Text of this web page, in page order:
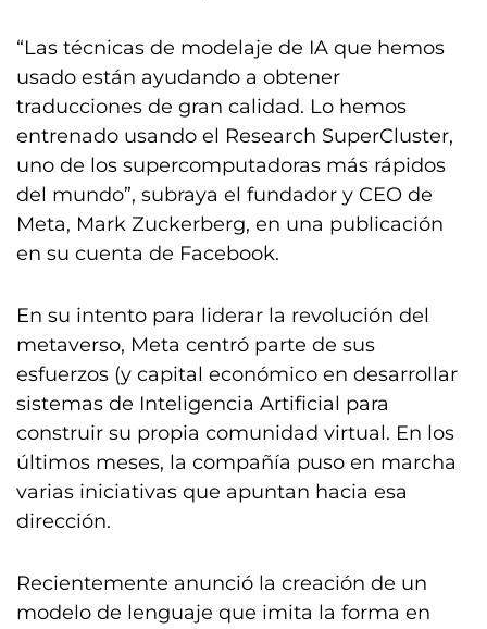
“Las técnicas de modelaje de IA que hemos
usado están ayudando a obtener
traducciones de gran calidad. Lo hemos
entrenado usando el Research SuperCluster,
uno de los supercomputadoras más rápidos
del mundo”, subraya el fundador y CEO de
Meta, Mark Zuckerberg, en una publicación
en su cuenta de Facebook.
En su intento para liderar la revolución del
metaverso, Meta centró parte de sus
esfuerzos (y capital económico en desarrollar
sistemas de Inteligencia Artificial para
construir su propia comunidad virtual. En los
últimos meses, la compañía puso en marcha
varias iniciativas que apuntan hacia esa
dirección.
Recientemente anunció la creación de un
modelo de lenguaje que imita la forma en